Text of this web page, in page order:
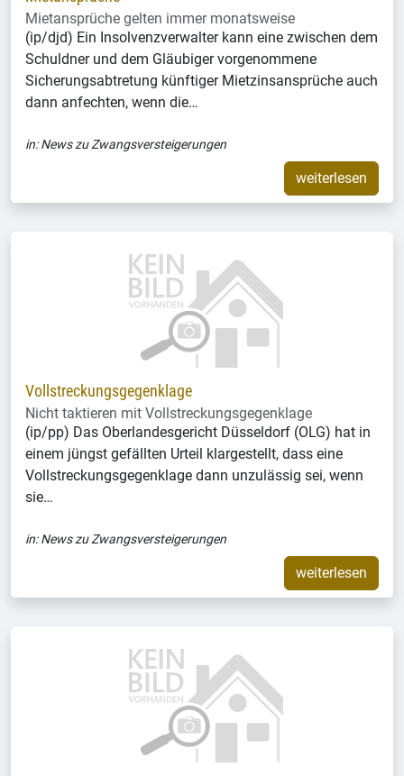
Mietansprüche gelten immer monatsweise
(ip/djd) Ein Insolvenzverwalter kann eine zwischen dem
Schuldner und dem Gläubiger vorgenommene
Sicherungsabtretung künftiger Mietzinsansprüche auch
dann anfechten, wenn die…
in:News zu Zwangsversteigerungen
weiterlesen
Vollstreckungsgegenklage
Nicht taktieren mit Vollstreckungsgegenklage
(ip/pp) Das Oberlandesgericht Düsseldorf (OLG) hat in
einem jüngst gefällten Urteil klargestellt, dass eine
Vollstreckungsgegenklage dann unzulässig sei, wenn
sie…
in:News zu Zwangsversteigerungen
weiterlesen